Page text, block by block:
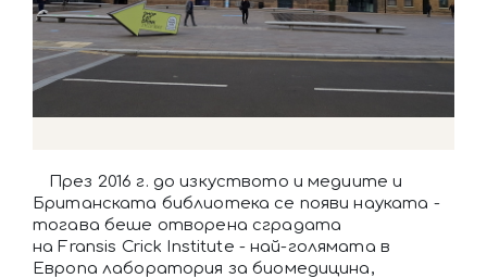
През 2016 г. до изкуството и медиите и
Британската библиотека се появи науката -
тогава беше отворена сградата
на Fransis Crick Institute - най-голямата в
Европа лаборатория за биомедицина,